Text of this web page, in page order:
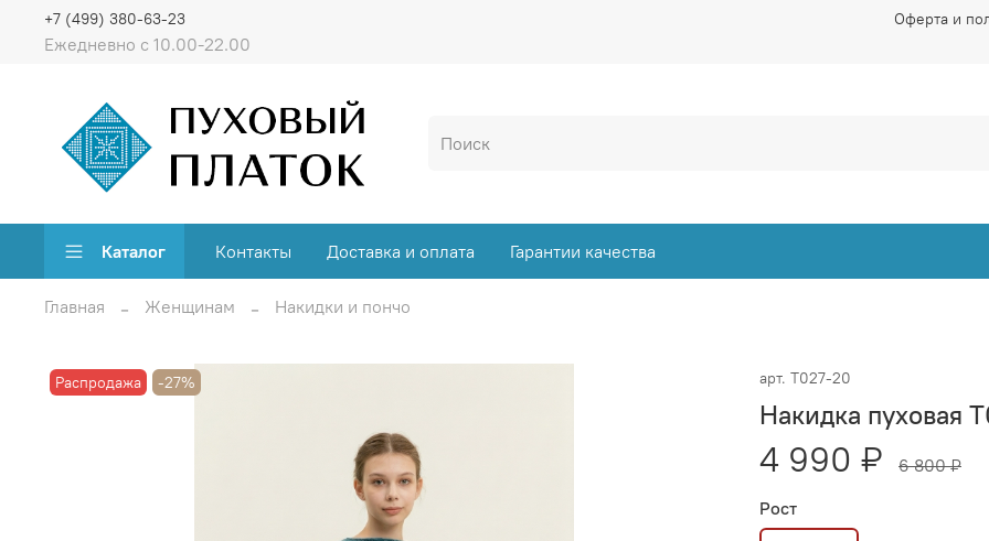
Оферта и
Ежедневно с 10.00-22.00
+7 (499) 380-63-23
Каталог Контакты Доставка и оплата Гарантии качества
Главная Женщинам Накидки и пончо
Распродажа -27% арт. Т027-20
Накидка пуховая
4 990 ₽
6 800 ₽
Рост